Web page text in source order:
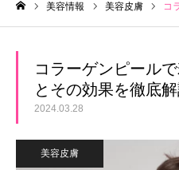
美容情報 美容皮膚 コラ
コラーゲンピール
とその効果を徹底解
2024.03.28
美容皮膚